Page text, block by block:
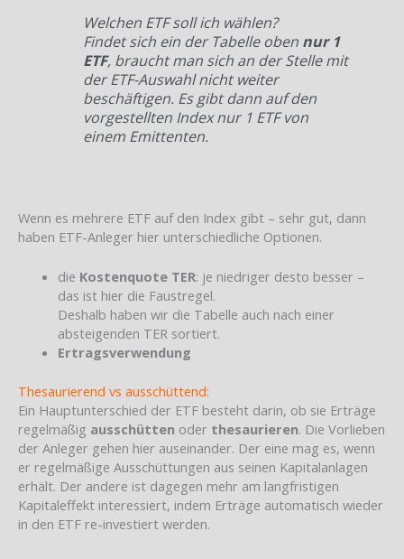
Welchen ETF soll ich wählen?
Findet sich ein der Tabelle oben nur 1
ETF, braucht man sich an der Stelle mit
der ETF-Auswahl nicht weiter
beschäftigen. Es gibt dann auf den
vorgestellten Index nur 1 ETF von
einem Emittenten.
Wenn es mehrere ETF auf den Index gibt – sehr gut, dann
haben ETF-Anleger hier unterschiedliche Optionen.
die Kostenquote TER: je niedriger desto besser –
das ist hier die Faustregel.
Deshalb haben wir die Tabelle auch nach einer
absteigenden TER sortiert.
Ertragsverwendung
Thesaurierend vs ausschüttend:
Ein Hauptunterschied der ETF besteht darin, ob sie Erträge
regelmäßig ausschütten oder thesaurieren. Die Vorlieben
der Anleger gehen hier auseinander. Der eine mag es, wenn
er regelmäßige Ausschüttungen aus seinen Kapitalanlagen
erhält. Der andere ist dagegen mehr am langfristigen
Kapitaleffekt interessiert, indem Erträge automatisch wieder
in den ETF re-investiert werden.